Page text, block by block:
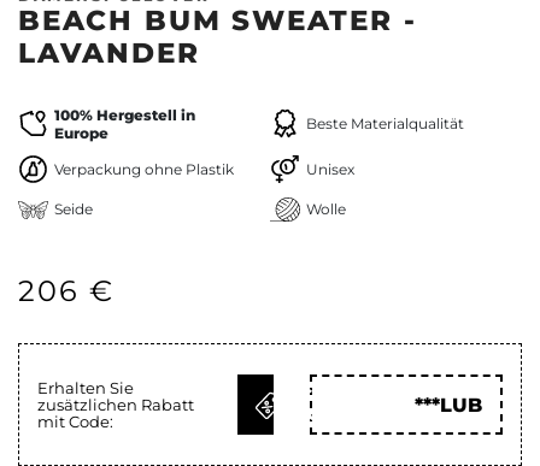
BEACH BUM SWEATER -
LAVANDER
100% Hergestell in
Europe
Beste Materialqualität
Verpackung ohne Plastik Unisex
Seide Wolle
206 €
Erhalten Sie
zusätzlichen Rabatt
mit Code:
CODE
HOLEN
***LUB